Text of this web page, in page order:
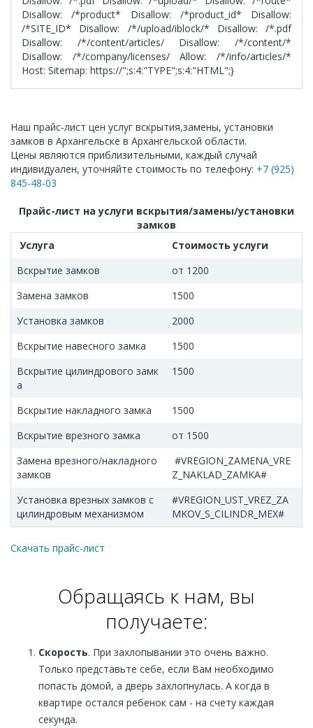
Disallow: /*product* Disallow: /*product_id* Disallow:
/*SITE_ID* Disallow: /*/upload/iblock/* Disallow: /*.pdf
Disallow: /*/content/articles/ Disallow: /*/content/*
Disallow: /*/company/licenses/ Allow: /*/info/articles/*
Host: Sitemap: https://";s:4:"TYPE";s:4:"HTML";}
Наш прайс-лист цен услуг вскрытия,замены, установки
замков в Архангельске в Архангельской области.
Цены являются приблизительными, каждый случай
индивидуален, уточняйте стоимость по телефону: +7 (925)
845-48-03
Прайс-лист на услуги вскрытия/замены/установки
замков
Услуга
Стоимость услуги
Вскрытие замков
от 1200
Замена замков
1500
Установка замков
2000
Вскрытие навесного замка
1500
Вскрытие цилиндрового замк
а
1500
Вскрытие накладного замка
1500
Вскрытие врезного замка
от 1500
Замена врезного/накладного
замков
#VREGION_ZAMENA_VRE
Z_NAKLAD_ZAMKA#
Установка врезных замков с
цилиндровым механизмом
#VREGION_UST_VREZ_ZA
MKOV_S_CILINDR_MEX#
Скачать прайс-лист
Обращаясь к нам, вы
получаете:
Скорость. При захлопывании это очень важно.
Только представьте себе, если Вам необходимо
попасть домой, а дверь захлопнулась. А когда в
квартире остался ребенок сам - на счету каждая
секунда.